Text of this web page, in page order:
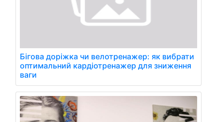
Бігова доріжка чи велотренажер: як вибрати
оптимальний кардіотренажер для зниження
ваги